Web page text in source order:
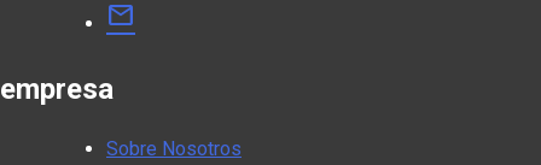
mail
empresa
Sobre Nosotros